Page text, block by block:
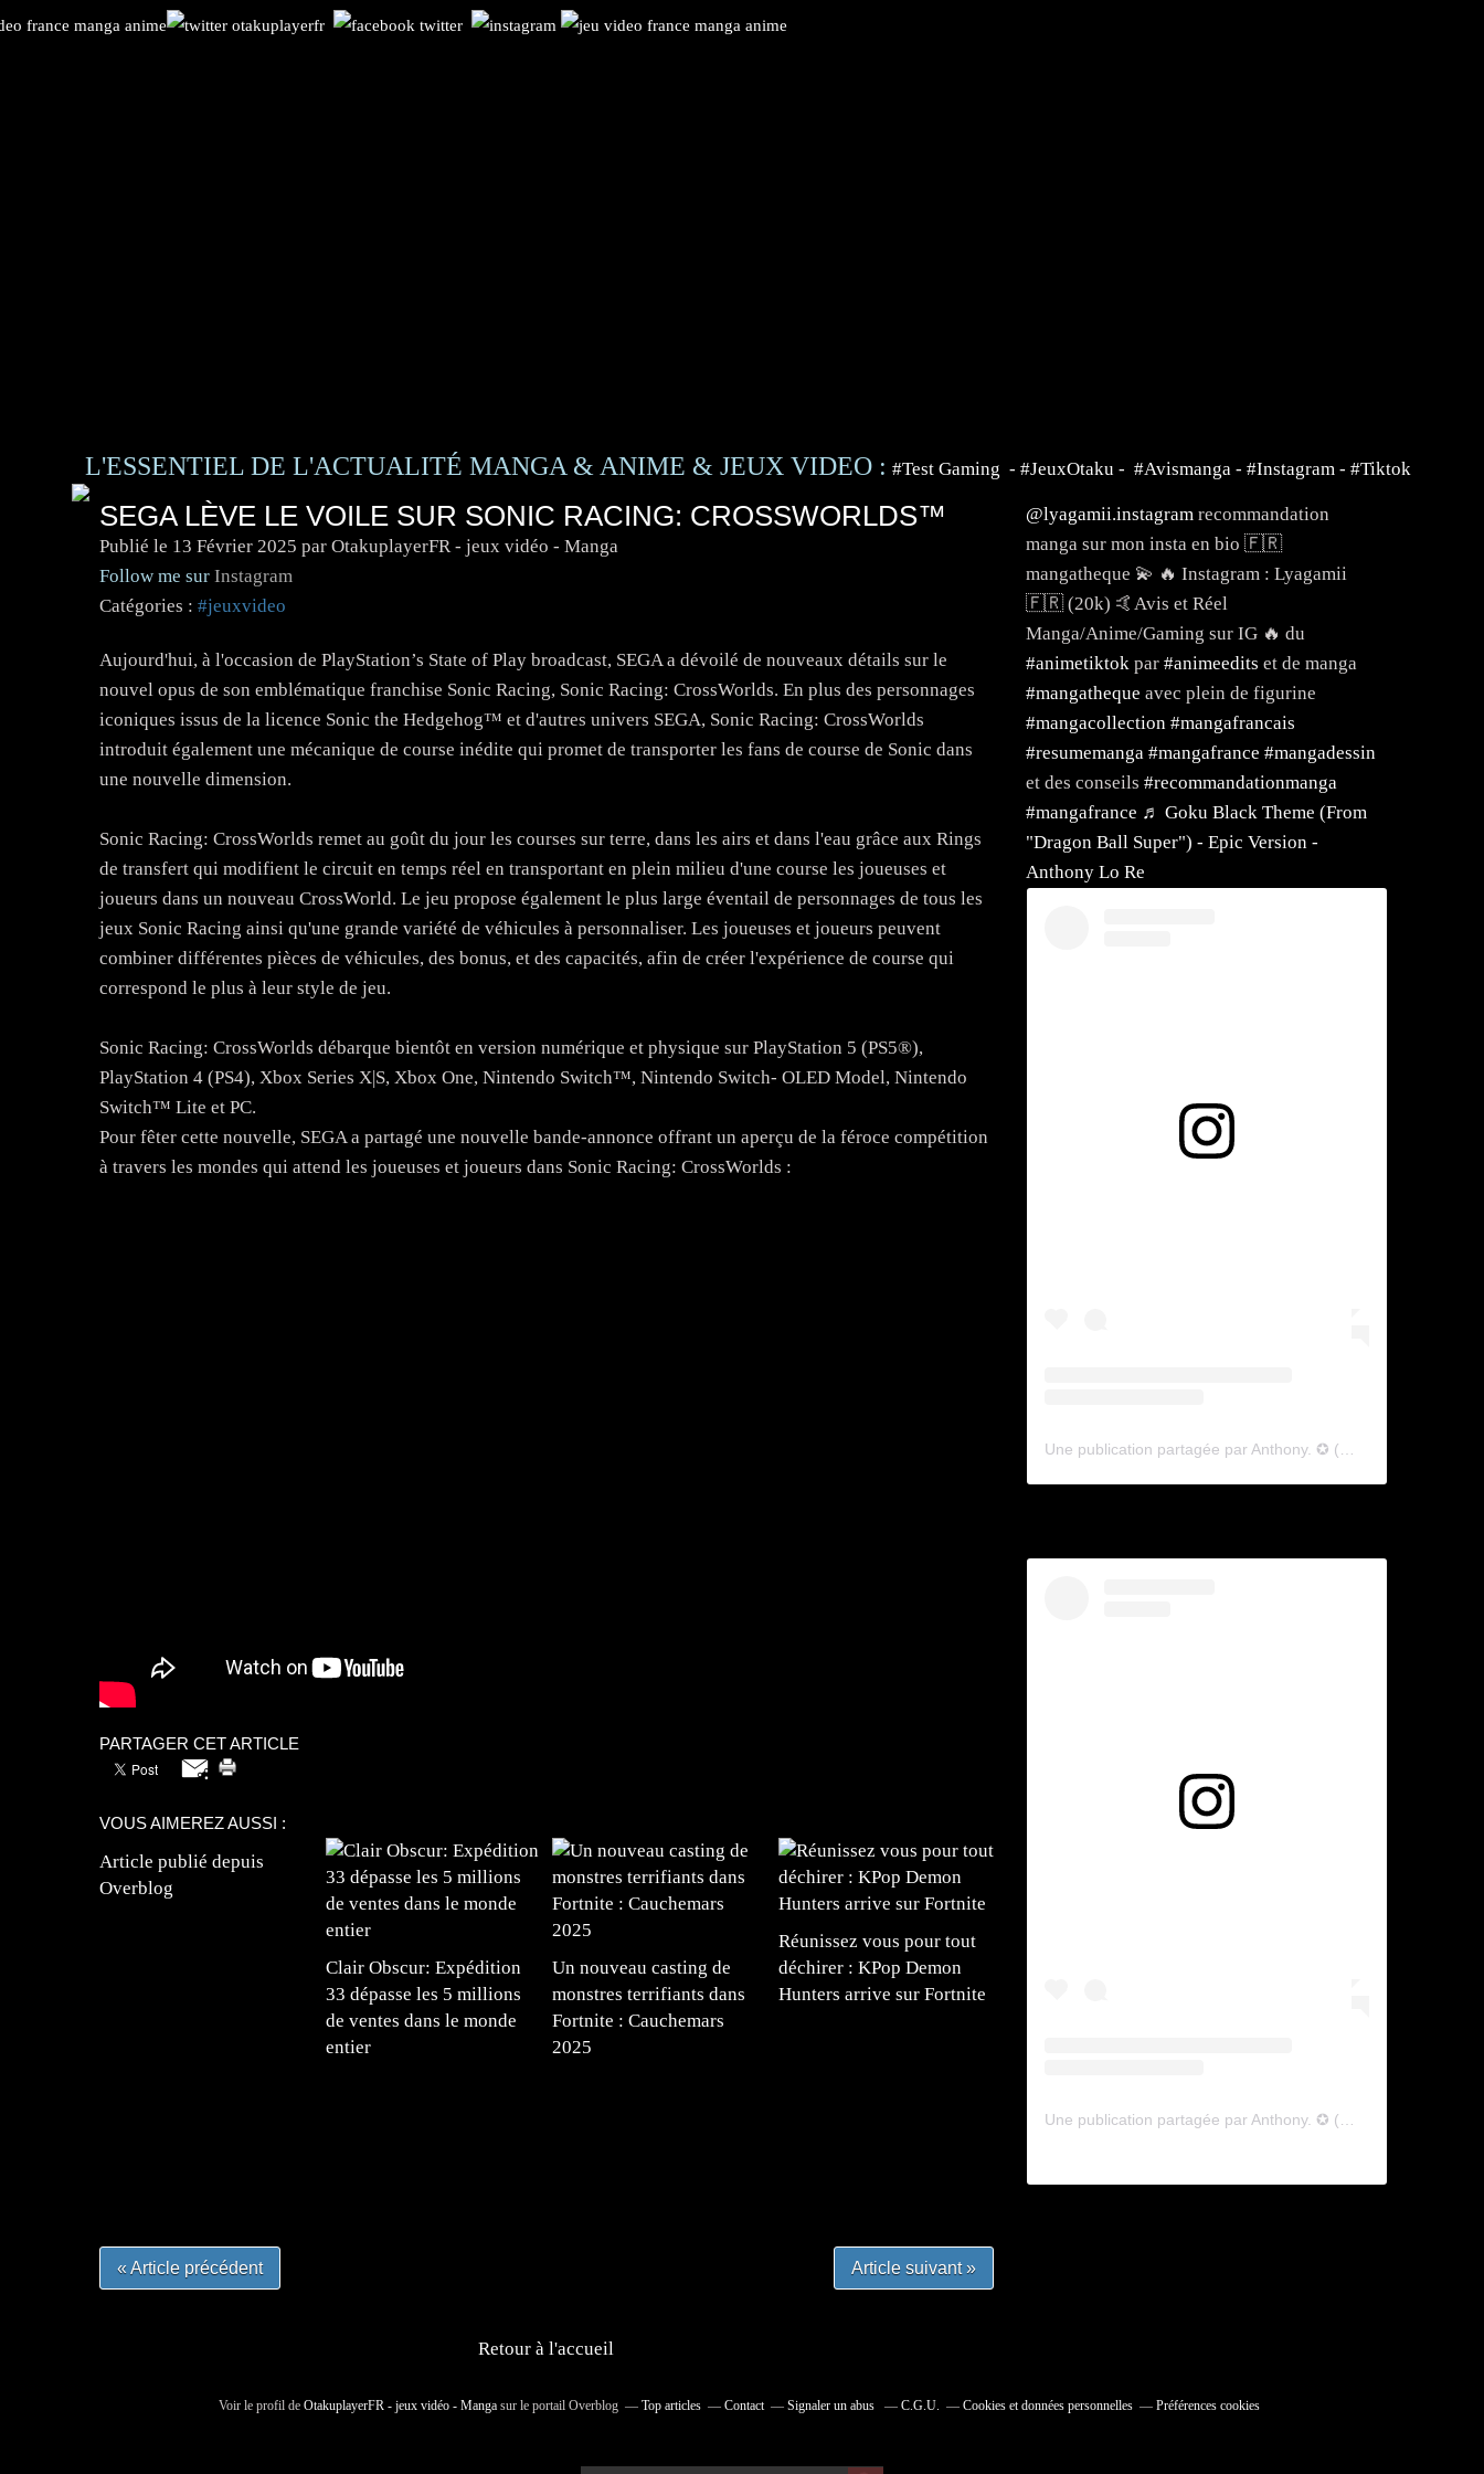
L'ESSENTIEL DE L'ACTUALITÉ MANGA & ANIME & JEUX VIDEO : #Test Gaming - #JeuxOtaku - #Avismanga - #Instagram - #Tiktok
SEGA LÈVE LE VOILE SUR SONIC RACING: CROSSWORLDS™
Publié le 13 Février 2025 par OtakuplayerFR - jeux vidéo - Manga
Follow me sur Instagram
Catégories : #jeuxvideo
Aujourd'hui, à l'occasion de PlayStation’s State of Play broadcast, SEGA a dévoilé de nouveaux détails sur le
nouvel opus de son emblématique franchise Sonic Racing, Sonic Racing: CrossWorlds. En plus des personnages
iconiques issus de la licence Sonic the Hedgehog™ et d'autres univers SEGA, Sonic Racing: CrossWorlds
introduit également une mécanique de course inédite qui promet de transporter les fans de course de Sonic dans
une nouvelle dimension.
Sonic Racing: CrossWorlds remet au goût du jour les courses sur terre, dans les airs et dans l'eau grâce aux Rings
de transfert qui modifient le circuit en temps réel en transportant en plein milieu d'une course les joueuses et
joueurs dans un nouveau CrossWorld. Le jeu propose également le plus large éventail de personnages de tous les
jeux Sonic Racing ainsi qu'une grande variété de véhicules à personnaliser. Les joueuses et joueurs peuvent
combiner différentes pièces de véhicules, des bonus, et des capacités, afin de créer l'expérience de course qui
correspond le plus à leur style de jeu.
Sonic Racing: CrossWorlds débarque bientôt en version numérique et physique sur PlayStation 5 (PS5®),
PlayStation 4 (PS4), Xbox Series X|S, Xbox One, Nintendo Switch™, Nintendo Switch- OLED Model, Nintendo
Switch™ Lite et PC.
Pour fêter cette nouvelle, SEGA a partagé une nouvelle bande-annonce offrant un aperçu de la féroce compétition
à travers les mondes qui attend les joueuses et joueurs dans Sonic Racing: CrossWorlds :
PARTAGER CET ARTICLE
VOUS AIMEREZ AUSSI :
Article publié depuis
Overblog
Clair Obscur: Expédition
33 dépasse les 5 millions
de ventes dans le monde
entier
Un nouveau casting de
monstres terrifiants dans
Fortnite : Cauchemars
2025
Réunissez vous pour tout
déchirer : KPop Demon
Hunters arrive sur Fortnite
« Article précédent Article suivant »
Retour à l'accueil
@lyagamii.instagram recommandation
manga sur mon insta en bio 🇫🇷
mangatheque 💫 🔥 Instagram : Lyagamii
🇫🇷 (20k) 🤙Avis et Réel
Manga/Anime/Gaming sur IG 🔥 du
#animetiktok par #animeedits et de manga
#mangatheque avec plein de figurine
#mangacollection #mangafrancais
#resumemanga #mangafrance #mangadessin
et des conseils #recommandationmanga
#mangafrance ♬ Goku Black Theme (From
"Dragon Ball Super") - Epic Version -
Anthony Lo Re
Une publication partagée par Anthony. ✪ (@lyagamii)
Voir le profil de OtakuplayerFR - jeux vidéo - Mangasur le portail Overblog Top articles Contact Signaler un abus C.G.U. Cookies et données personnelles Préférences cookies